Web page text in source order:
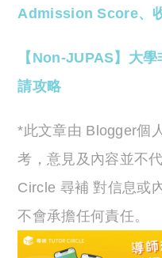
Admission Score、
【Non-JUPAS】大
請攻略
*此文章由 Blogger個
考，意見及內容並不
Circle 尋補 對信息或
不會承擔任何責任。